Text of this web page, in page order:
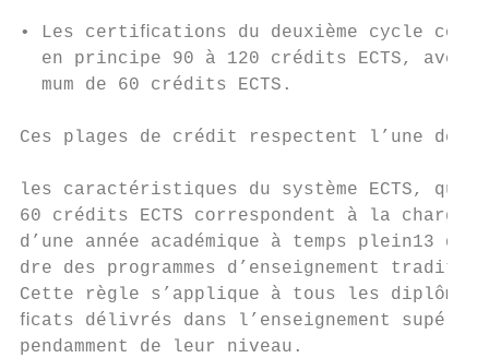
• Les certiﬁcations du deuxième cycle
en principe 90 à 120 crédits ECTS, avec
  mum de 60 crédits ECTS.
Ces plages de crédit respectent l’une des
les caractéristiques du système ECTS,
60 crédits ECTS correspondent à la
d’une année académique à temps
dre des programmes d’enseignement
Cette règle s’applique à tous les
ﬁcats délivrés dans l’enseignement
pendamment de leur niveau.